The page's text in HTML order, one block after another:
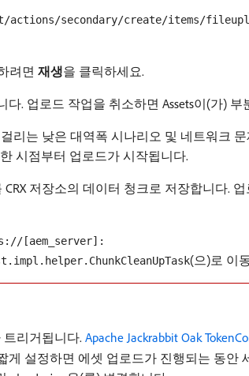
actions/secondary/create/items/
려면 재생​을 클릭하세요.
다. 업로드 작업을 취소하면 Assets이(가)
리는 낮은 대역폭 시나리오 및 네트워크
시점부터 업로드가 시작됩니다.
저장소의 데이터 청크로 저장합니다.
[aem_server]:
(으)로 이
리거됩니다. Apache Jackrabbit Oak
설정하면 에셋 업로드가 진행되는 동안